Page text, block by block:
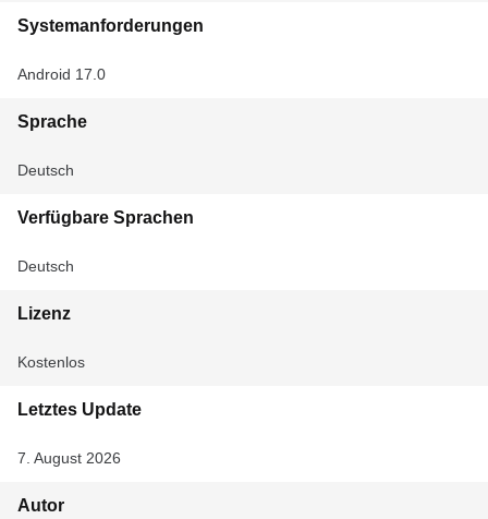
Systemanforderungen
Android 17.0
Sprache
Deutsch
Verfügbare Sprachen
Deutsch
Lizenz
Kostenlos
Letztes Update
7. August 2026
Autor